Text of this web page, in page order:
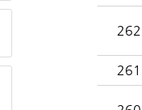
262
261